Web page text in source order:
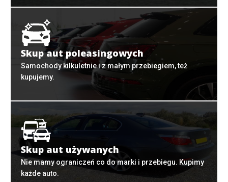
Skup aut poleasingowych
Samochody kilkuletnie i z małym przebiegiem, też
kupujemy.
Skup aut używanych
Nie mamy ograniczeń co do marki i przebiegu. Kupimy
każde auto.